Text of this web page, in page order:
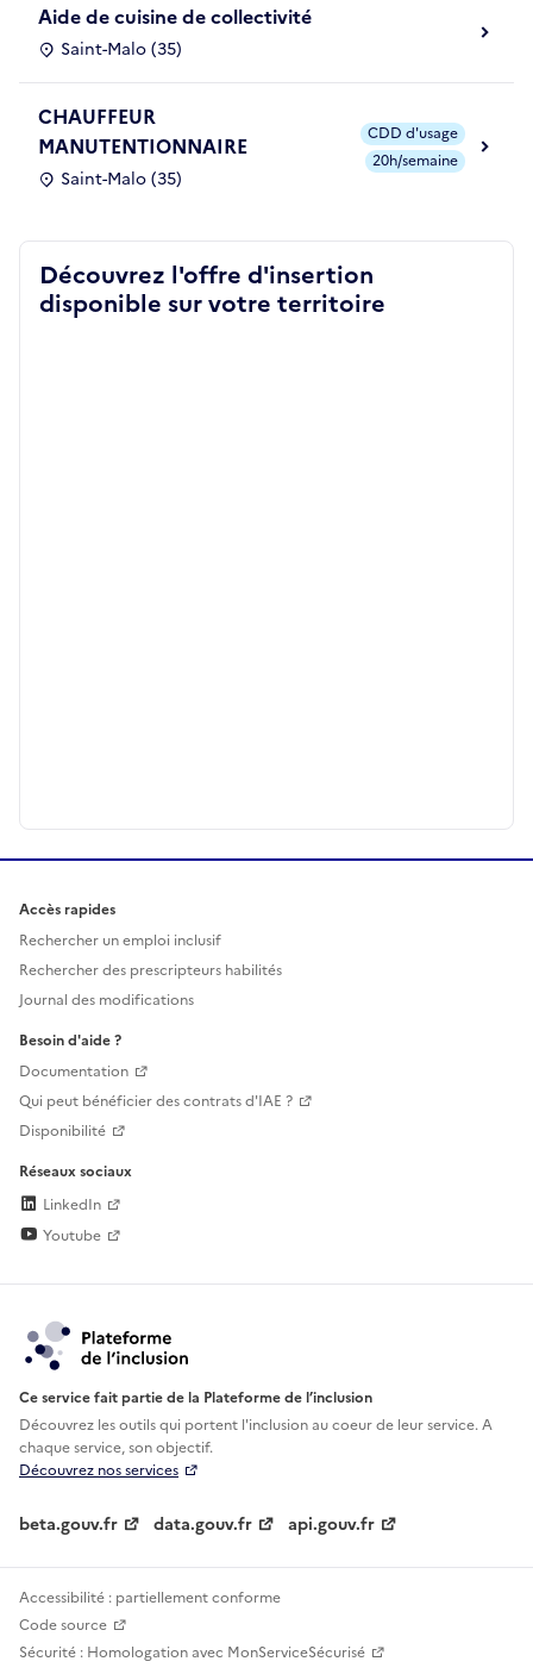
Aide de cuisine de collectivité
Saint-Malo (35)
CHAUFFEUR
MANUTENTIONNAIRE
Saint-Malo (35)
CDD d'usage
20h/semaine
Découvrez l'offre d'insertion
disponible sur votre territoire
Accès rapides
Rechercher un emploi inclusif
Rechercher des prescripteurs habilités
Journal des modifications
Besoin d'aide ?
Documentation
Qui peut bénéficier des contrats d'IAE ?
Disponibilité
Réseaux sociaux
LinkedIn
Youtube
Ce service fait partie de la Plateforme de l’inclusion
Découvrez les outils qui portent l'inclusion aucoeur de leur service. A
chaque service, son objectif.
Découvrez nos services
beta.gouv.fr data.gouv.fr api.gouv.fr
Accessibilité : partiellement conforme
Code source
Sécurité : Homologation avec MonServiceSécurisé